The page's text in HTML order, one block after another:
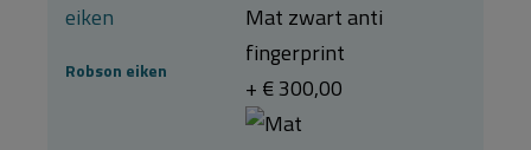
Robson eiken
Mat zwart anti
fingerprint
+ € 300,00